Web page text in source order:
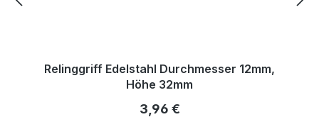
Relinggriff Edelstahl Durchmesser 12mm,
Höhe 32mm
Regulärer Preis:
3,96 €